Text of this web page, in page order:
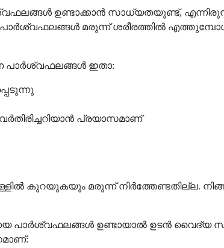
ഉണ്ടാക്കാൻ സാധ്യതയുണ്ട്,
മരുന്ന് ശരീരത്തിൽ
പാർശ്വഫലങ്ങൾ ഇതാ:
പ്രയാസമാണ്
കുറയുകയും മരുന്ന് നിർത്തേണ്ടതില്ല.
ഉണ്ടായാൽ ഉടൻ വൈദ്യ